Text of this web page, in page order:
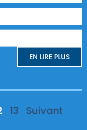
EN LIRE PLUS
13 Suivant